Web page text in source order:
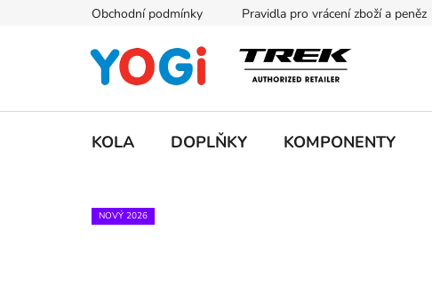
Obchodní podmínky Pravidla pro vrácení zboží a peněz
KOLA DOPLŇKY KOMPONENTY
NOVÝ 2026